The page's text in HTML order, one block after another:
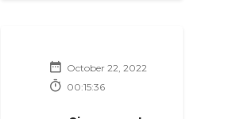
October 22, 2022
00:15:36